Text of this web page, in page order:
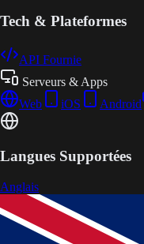
Tech & Plateformes
API Fournie
Serveurs & Apps
Web
iOS Android
Langues Supportées
Anglais